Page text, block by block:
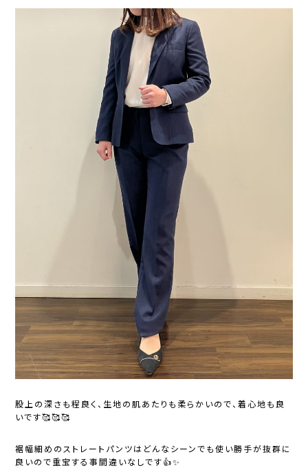
股上の深さも程良く、生地の肌あたりも柔らかいので、着心地も良
いです🥰🥰🥰
裾幅細めのストレートパンツはどんなシーンでも使い勝手が抜群に
良いので重宝する事間違いなしです👍✨